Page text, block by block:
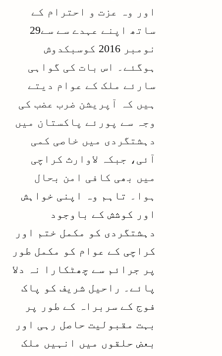
اور وہ عزت و احترام کے
ساتھ اپنے عہدے سے سے29
نومبر 2016 کوسبکدوش
ہوگئے۔ اس بات کی گواہی
سارئے ملک کے عوام دیتے
ہیں کہ آپریشن ضرب عضب کی
وجہ سے پورئے پاکستان میں
دہشتگردی میں خاصی کمی
آئی، جبکہ لاوارث کراچی
میں بھی کافی امن بحال
ہوا۔ تاہم وہ اپنی خواہش
اور کوشش کے باوجود
دہشتگردی کو مکمل ختم اور
کراچی کے عوام کو مکمل طور
پر جرائم سے چھٹکارا نہ دلا
پائے۔ راحیل شریف کو پاک
فوج کے سربراہ کے طور پر
بہت مقبولیت حاصل رہی اور
بعض حلقوں میں انہیں ملک